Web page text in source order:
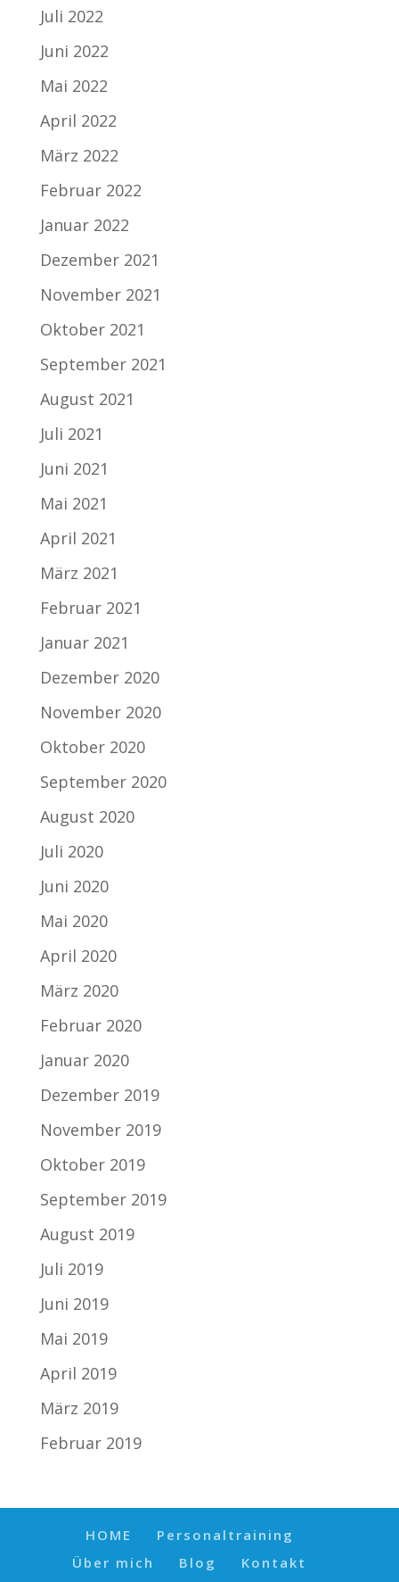
Juli 2022
Juni 2022
Mai 2022
April 2022
März 2022
Februar 2022
Januar 2022
Dezember 2021
November 2021
Oktober 2021
September 2021
August 2021
Juli 2021
Juni 2021
Mai 2021
April 2021
März 2021
Februar 2021
Januar 2021
Dezember 2020
November 2020
Oktober 2020
September 2020
August 2020
Juli 2020
Juni 2020
Mai 2020
April 2020
März 2020
Februar 2020
Januar 2020
Dezember 2019
November 2019
Oktober 2019
September 2019
August 2019
Juli 2019
Juni 2019
Mai 2019
April 2019
März 2019
Februar 2019
HOME
Personaltraining
Über mich
Blog
Kontakt